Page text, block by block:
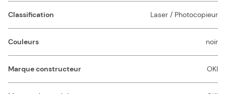
Classification Laser / Photocopieur
Couleurs noir
Marque constructeur OKI